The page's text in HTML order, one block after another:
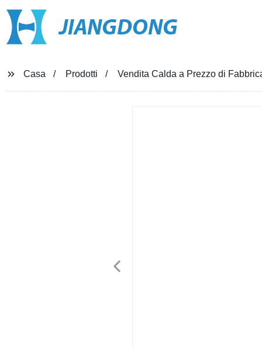
JIANGDONG
Casa Prodotti Vendita Calda a Prezzo di